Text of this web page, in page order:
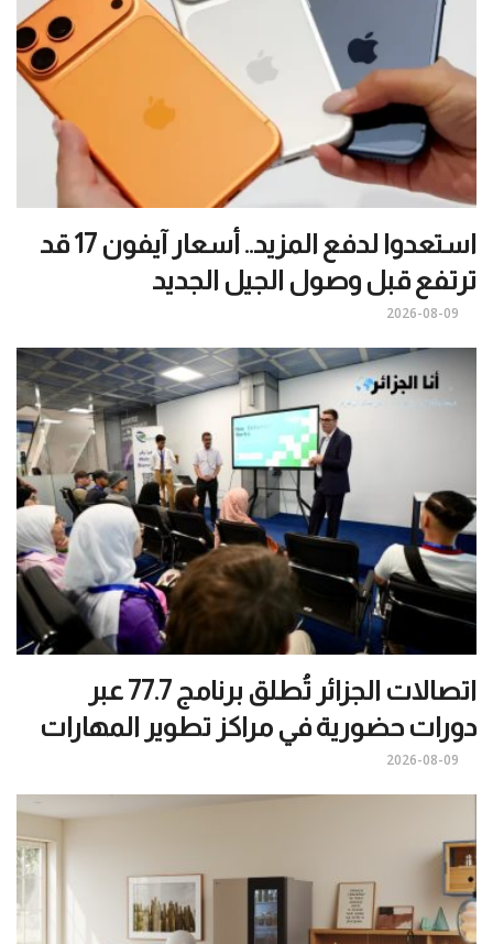
استعدوا لدفع المزيد.. أسعار آيفون 17 قد
ترتفع قبل وصول الجيل الجديد
2026-08-09
اتصالات الجزائر تُطلق برنامج 77.7 عبر
دورات حضورية في مراكز تطوير المهارات
2026-08-09